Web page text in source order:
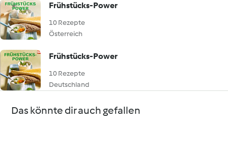
Frühstücks-Power
10 Rezepte
Österreich
Frühstücks-Power
10 Rezepte
Deutschland
Das könnte dir auch gefallen